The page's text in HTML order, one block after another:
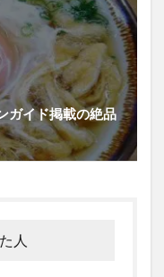
ガイド掲載の絶品
人